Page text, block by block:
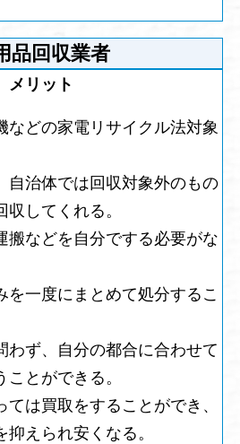
品回収業者
などの家電リサイクル法対象
自治体では回収対象外のもの
してくれる。
搬などを自分でする必要がな
を一度にまとめて処分するこ
わず、自分の都合に合わせて
ことができる。
ては買取をすることができ、
抑えられ安くなる。